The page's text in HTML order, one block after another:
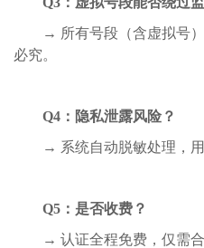
→ 所有号段（含虚拟号
必究。
Q4 ：隐私泄露风险？
→ 系统自动脱敏处理，
Q5 ：是否收费？
→ 认证全程免费，仅需